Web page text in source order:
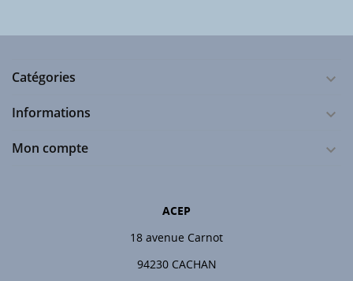
Catégories 
Informations 
Mon compte 
ACEP
18 avenue Carnot
94230 CACHAN